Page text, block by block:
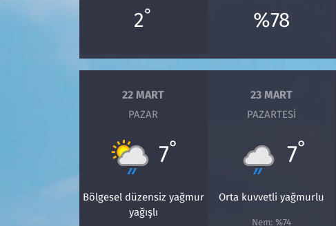
2° %78
22 MART
PAZAR
7°
Bölgesel düzensiz yağmur
yağışlı
23 MART
PAZARTESI
7°
Orta kuvvetli yağmurlu
Nem: %74